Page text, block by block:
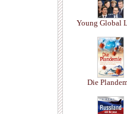
Young Global
Die